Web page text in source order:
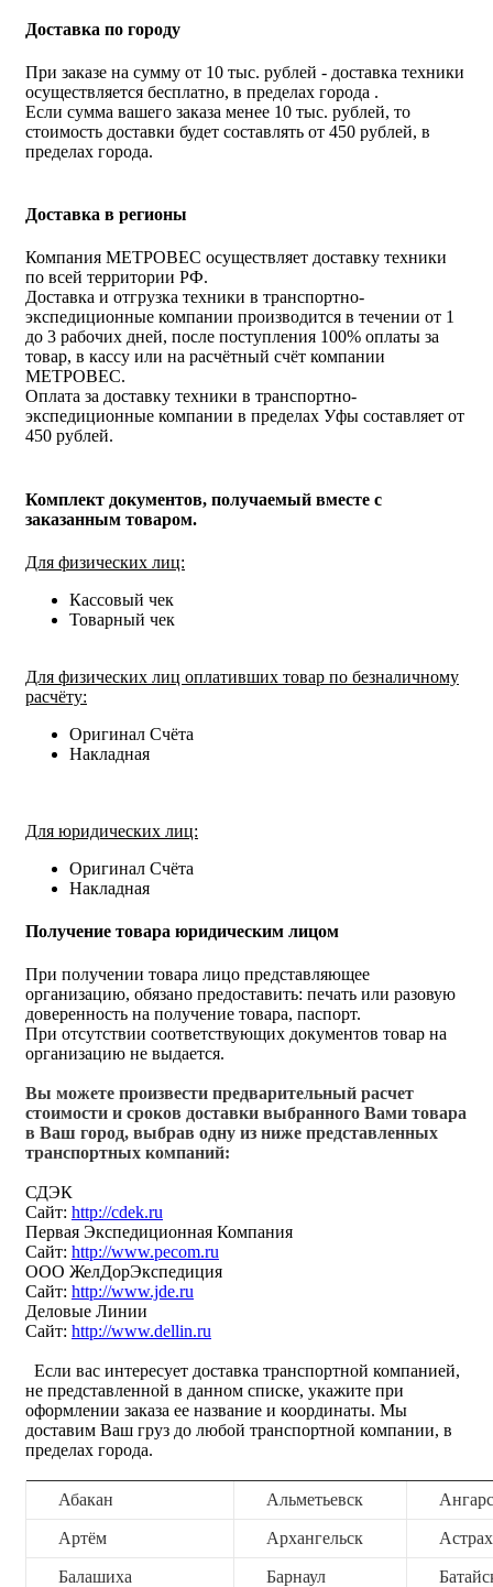
Доставка по городу
При заказе на сумму от 10 тыс. рублей - доставка техники
осуществляется бесплатно, в пределах города .
Если сумма вашего заказа менее 10 тыс. рублей, то
стоимость доставки будет составлять от 450 рублей, в
пределах города.
Доставка в регионы
Компания МЕТРОВЕС осуществляет доставку техники
по всей территории РФ.
Доставка и отгрузка техники в транспортно-
экспедиционные компании производится в течении от 1
до 3 рабочих дней, после поступления 100% оплаты за
товар, в кассу или на расчётный счёт компании
МЕТРОВЕС.
Оплата за доставку техники в транспортно-
экспедиционные компании в пределах Уфы составляет от
450 рублей.
Комплект документов, получаемый вместе с
заказанным товаром.
Для физических лиц:
Кассовый чек
Товарный чек
Для физических лиц оплативших товар по безналичному
расчёту:
Оригинал Счёта
Накладная
Для юридических лиц:
Оригинал Счёта
Накладная
Получение товара юридическим лицом
При получении товара лицо представляющее
организацию, обязано предоставить: печать или разовую
доверенность на получение товара, паспорт.
При отсутствии соответствующих документов товар на
организацию не выдается.
Вы можете произвести предварительный расчет
стоимости и сроков доставки выбранного Вами товара
в Ваш город, выбрав одну из ниже представленных
транспортных компаний:
СДЭК
Сайт: http://cdek.ru
Первая Экспедиционная Компания
Сайт: http://www.pecom.ru
ООО ЖелДорЭкспедиция
Сайт: http://www.jde.ru
Деловые Линии
Сайт: http://www.dellin.ru
Если вас интересует доставка транспортной компанией,
не представленной в данном списке, укажите при
оформлении заказа ее название и координаты. Мы
доставим Ваш груз до любой транспортной компании, в
пределах города.
Абакан Альметьевск
Артём Архангельск
Балашиха Барнаул